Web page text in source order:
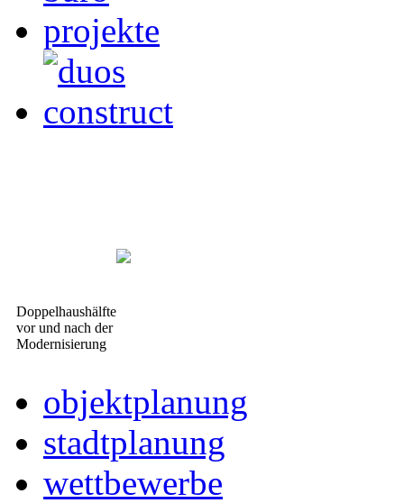
projekte
Doppelhaushälfte
vor und nach der
Modernisierung
objektplanung
stadtplanung
wettbewerbe